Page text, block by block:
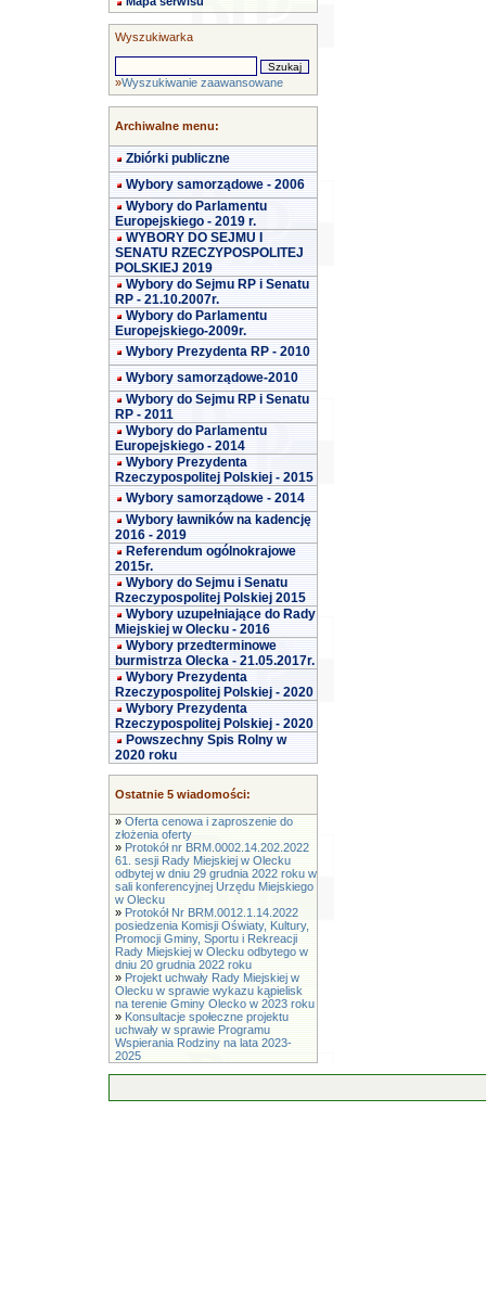
Wyszukiwarka
»Wyszukiwanie zaawansowane
Archiwalne menu:
Zbiórki publiczne
Wybory samorządowe - 2006
Wybory do Parlamentu
Europejskiego - 2019 r.
WYBORY DO SEJMU I
SENATU RZECZYPOSPOLITEJ
POLSKIEJ 2019
Wybory do Sejmu RP i Senatu
RP - 21.10.2007r.
Wybory do Parlamentu
Europejskiego-2009r.
Wybory Prezydenta RP - 2010
Wybory samorządowe-2010
Wybory do Sejmu RP i Senatu
RP - 2011
Wybory do Parlamentu
Europejskiego - 2014
Wybory Prezydenta
Rzeczypospolitej Polskiej - 2015
Wybory samorządowe - 2014
Wybory ławników na kadencję
2016 - 2019
Referendum ogólnokrajowe
2015r.
Wybory do Sejmu i Senatu
Rzeczypospolitej Polskiej 2015
Wybory uzupełniające do Rady
Miejskiej w Olecku - 2016
Wybory przedterminowe
burmistrza Olecka - 21.05.2017r.
Wybory Prezydenta
Rzeczypospolitej Polskiej - 2020
Wybory Prezydenta
Rzeczypospolitej Polskiej - 2020
Powszechny Spis Rolny w
2020 roku
Ostatnie 5 wiadomości:
» Oferta cenowa i zaproszenie do
złożenia oferty
» Protokół nr BRM.0002.14.202.2022
61. sesji Rady Miejskiej w Olecku
odbytej w dniu 29 grudnia 2022 roku w
sali konferencyjnej Urzędu Miejskiego
w Olecku
» Protokół Nr BRM.0012.1.14.2022
posiedzenia Komisji Oświaty, Kultury,
Promocji Gminy, Sportu i Rekreacji
Rady Miejskiej w Olecku odbytego w
dniu 20 grudnia 2022 roku
» Projekt uchwały Rady Miejskiej w
Olecku w sprawie wykazu kąpielisk
na terenie Gminy Olecko w 2023 roku
» Konsultacje społeczne projektu
uchwały w sprawie Programu
Wspierania Rodziny na lata 2023-
2025